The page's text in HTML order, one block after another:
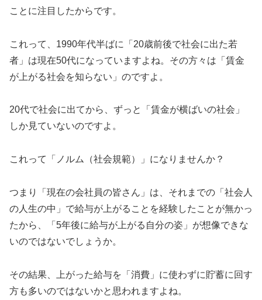
ことに注目したからです。
これって、1990年代半ばに「20歳前後で社会に出た若
者」は現在50代になっていますよね。その方々は「賃金
が上がる社会を知らない」のですよ。
20代で社会に出てから、ずっと「賃金が横ばいの社会」
しか見ていないのですよ。
これって「ノルム（社会規範）」になりませんか？
つまり「現在の会社員の皆さん」は、それまでの「社会人
の人生の中」で給与が上がることを経験したことが無かっ
たから、「5年後に給与が上がる自分の姿」が想像できな
いのではないでしょうか。
その結果、上がった給与を「消費」に使わずに貯蓄に回す
方も多いのではないかと思われますよね。